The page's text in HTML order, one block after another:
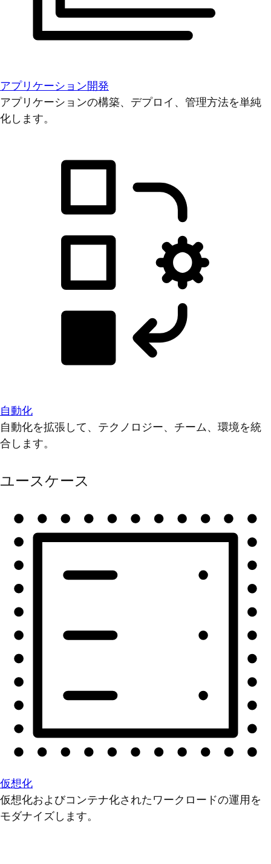
アプリケーション開発
アプリケーションの構築、デプロイ、管理方法を単純
化します。
自動化
自動化を拡張して、テクノロジー、チーム、環境を統
合します。
ユースケース
仮想化
仮想化およびコンテナ化されたワークロードの運用を
モダナイズします。